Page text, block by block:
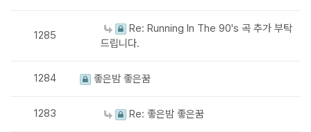
1285
Re: Running In The 90's 곡 추가 부탁
드립니다.
1284 좋은밤 좋은꿈
1283 Re: 좋은밤 좋은꿈